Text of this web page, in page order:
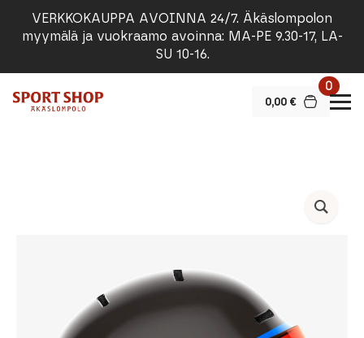
VERKKOKAUPPA AVOINNA 24/7. Äkäslompolon
myymälä ja vuokraamo avoinna: MA-PE 9.30-17, LA-
SU 10-16.
0,00 €
0